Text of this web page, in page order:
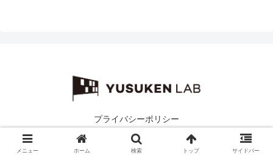
プライバシーポリシー
© 2019-2026 ユスケンラボ.
メニュー ホーム 検索 トップ サイドバー